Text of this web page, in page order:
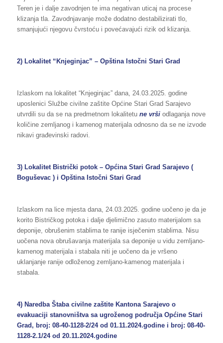
Teren je i dalje zavodnjen te ima negativan uticaj na procese
klizanja tla. Zavodnjavanje može dodatno destabilizirati tlo,
smanjujući njegovu čvrstoću i povećavajući rizik od klizanja.
2) Lokalitet “Knjeginjac” – Opština Istočni Stari Grad
Izlaskom na lokalitet “Knjeginjac” dana, 24.03.2025. godine
uposlenici Službe civilne zaštite Općine Stari Grad Sarajevo
utvrdili su da se na predmetnom lokalitetune vršiodlaganja nove
količine zemljanog i kamenog materijala odnosno da se ne izvode
nikavi građevinski radovi.
3) Lokalitet Bistrički potok – Općina Stari Grad Sarajevo (
Boguševac ) i Opština Istočni Stari Grad
Izlaskom na lice mjesta dana, 24.03.2025. godine uočeno je da je
korito Bistričkog potoka i dalje djelimično zasuto materijalom sa
deponije, obrušenim stablima te ranije isječenim stablima. Nisu
uočena nova obrušavanja materijala sa deponije u vidu zemljano-
kamenog materijala i stabala niti je uočeno da je vršeno
uklanjanje ranije odloženog zemljano-kamenog materijala i
stabala.
4) Naredba Štaba civilne zaštite Kantona Sarajevo o
evakuaciji stanovništva sa ugroženog područja Općine Stari
Grad, broj: 08-40-1128-2/24 od 01.11.2024.godine i broj: 08-40-
1128-2.1/24 od 20.11.2024.godine